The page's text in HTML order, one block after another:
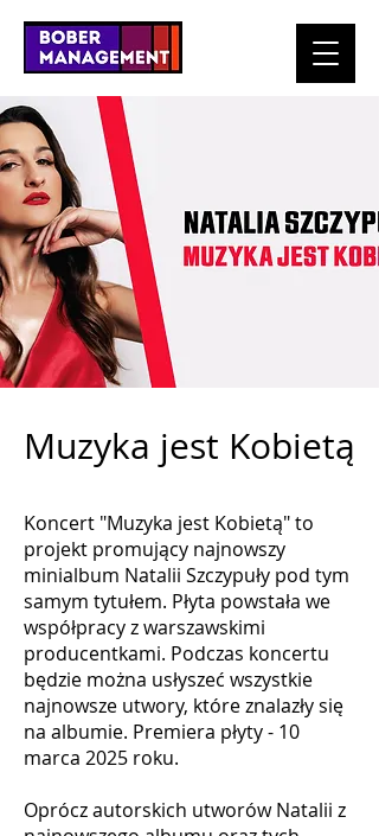
Muzyka jest Kobietą
Koncert "Muzyka jest Kobietą" to
projekt promujący najnowszy
minialbum Natalii Szczypuły pod tym
samym tytułem. Płyta powstała we
współpracy z warszawskimi
producentkami. Podczas koncertu
będzie można usłyszeć wszystkie
najnowsze utwory, które znalazły się
na albumie. Premiera płyty - 10
marca 2025 roku.
Oprócz autorskich utworów Natalii z